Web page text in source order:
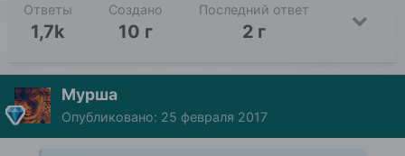
Ответы
1,7k
Создано
10 г
Последний ответ
2 г
Мурша
Опубликовано: 25 февраля 2017